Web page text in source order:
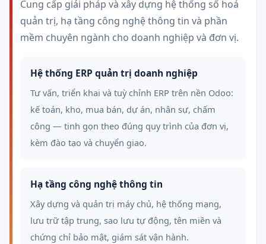
Cung cấp giải pháp và xây dựng hệ thống số hoá
quản trị, hạ tầng công nghệ thông tin và phần
mềm chuyên ngành cho doanh nghiệp và đơn vị.
Hệ thống ERP quản trị doanh nghiệp
Tư vấn, triển khai và tuỳ chỉnh ERP trên nền Odoo:
kế toán, kho, mua bán, dự án, nhân sự, chấm
công — tinh gọn theo đúng quy trình của đơn vị,
kèm đào tạo và chuyển giao.
Hạ tầng công nghệ thông tin
Xây dựng và quản trị máy chủ, hệ thống mạng,
lưu trữ tập trung, sao lưu tự động, tên miền và
chứng chỉ bảo mật, giám sát vận hành.